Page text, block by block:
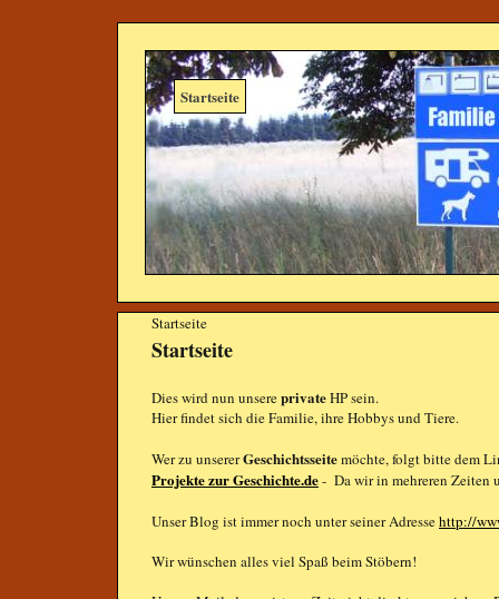
Startseite
Startseite
Startseite
Dies wird nun unsereprivateHP sein.
Hier findet sich die Familie, ihre Hobbys und Tiere.
Wer zu unsererGeschichtsseitemöchte, folgt bitte dem
Projekte zur Geschichte.de- Da wir in mehreren Zeiten
Unser Blog ist immer noch unter seiner Adressehttp://
Wir wünschen alles viel Spaß beim Stöbern!